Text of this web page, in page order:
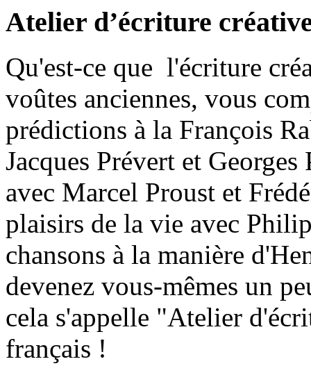
Atelier d’écriture
Qu'est-ce que l'écriture
voûtes anciennes, vous
prédictions à la François
Jacques Prévert et
avec Marcel Proust et
plaisirs de la vie avec
chansons à la manière
devenez vous-mêmes un
cela s'appelle "Atelier
français !